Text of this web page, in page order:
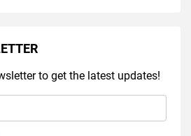
to get the latest updates!